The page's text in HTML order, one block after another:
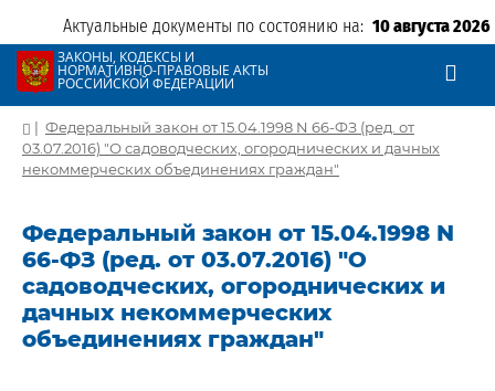
Актуальные документы по состоянию на: 10 августа 2026
ЗАКОНЫ, КОДЕКСЫ И
НОРМАТИВНО-ПРАВОВЫЕ АКТЫ
РОССИЙСКОЙ ФЕДЕРАЦИИ
| Федеральный закон от 15.04.1998 N 66-ФЗ (ред. от
03.07.2016) "О садоводческих, огороднических и дачных
некоммерческих объединениях граждан"
Федеральный закон от 15.04.1998 N
66-ФЗ (ред. от 03.07.2016) "О
садоводческих, огороднических и
дачных некоммерческих
объединениях граждан"